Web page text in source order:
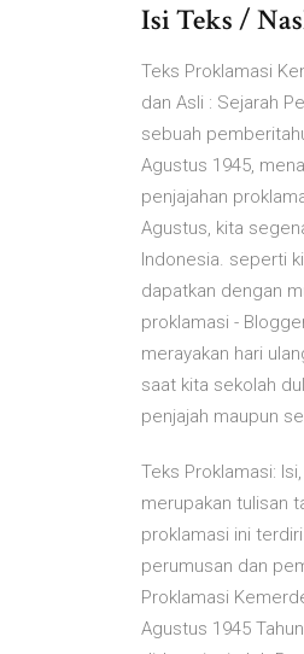
Isi Teks /
Teks Proklamasi
dan Asli : Sejarah
sebuah
Agustus 1945,
penjajahan
Agustus, kita
Indonesia. seperti
dapatkan dengan
proklamasi -
merayakan hari
saat kita sekolah
penjajah maupun
Teks Proklamasi:
merupakan tulisan
proklamasi ini
perumusan dan
Proklamasi
Agustus 1945